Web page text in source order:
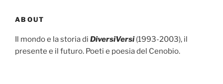
ABOUT
Il mondo e la storia di DiversiVersi (1993-2003), il
presente e il futuro. Poeti e poesia del Cenobio.